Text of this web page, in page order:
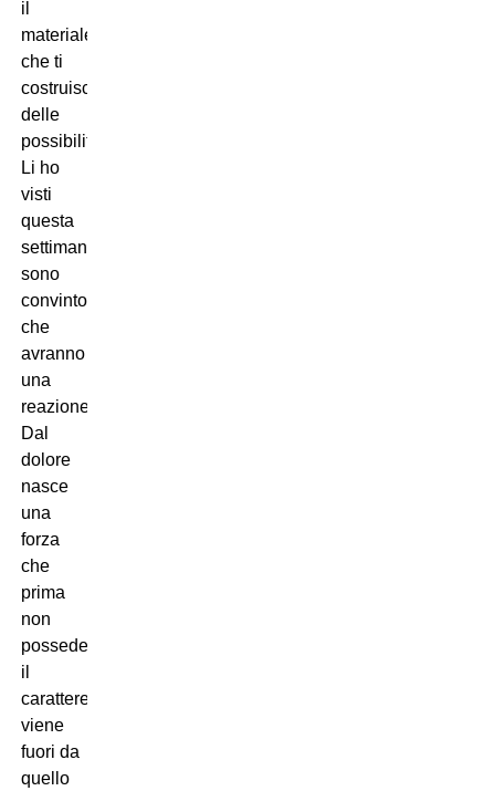
il
materiale
che ti
costruisce
delle
possibilità.
Li ho
visti
questa
settimana,
sono
convinto
che
avranno
una
reazione.
Dal
dolore
nasce
una
forza
che
prima
non
possedevi:
il
carattere
viene
fuori da
quello